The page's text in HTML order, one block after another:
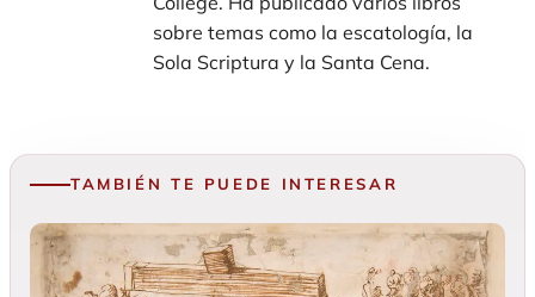
sobre temas como la escatología, la
Sola Scriptura y la Santa Cena.
TAMBIÉN TE PUEDE INTERESAR